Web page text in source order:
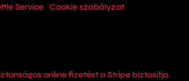
Service Cookie szabályzat
online fizetést a Stripe biztosítja.